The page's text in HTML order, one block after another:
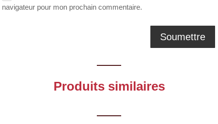
navigateur pour mon prochain commentaire.
Produits similaires